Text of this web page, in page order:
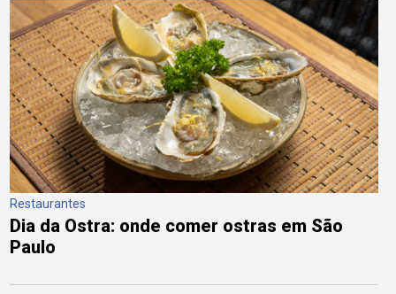
Restaurantes
Dia da Ostra: onde comer ostras em São
Paulo